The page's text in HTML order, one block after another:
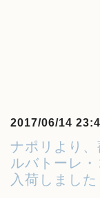
2017/06/14
ナポリより
ルバトーレ
入荷しました